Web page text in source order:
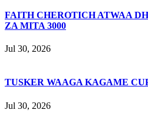
FAITH CHEROTICH ATWAA
ZA MITA 3000
Jul 30, 2026
TUSKER WAAGA KAGAME
Jul 30, 2026